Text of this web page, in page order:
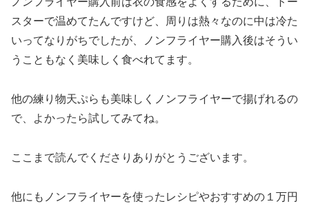
スターで温めてたんですけど、周りは熱々なのに中は冷た
いってなりがちでしたが、ノンフライヤー購入後はそうい
うこともなく美味しく食べれてます。
他の練り物天ぷらも美味しくノンフライヤーで揚げれるの
で、よかったら試してみてね。
ここまで読んでくださりありがとうございます。
他にもノンフライヤーを使ったレシピやおすすめの１万円